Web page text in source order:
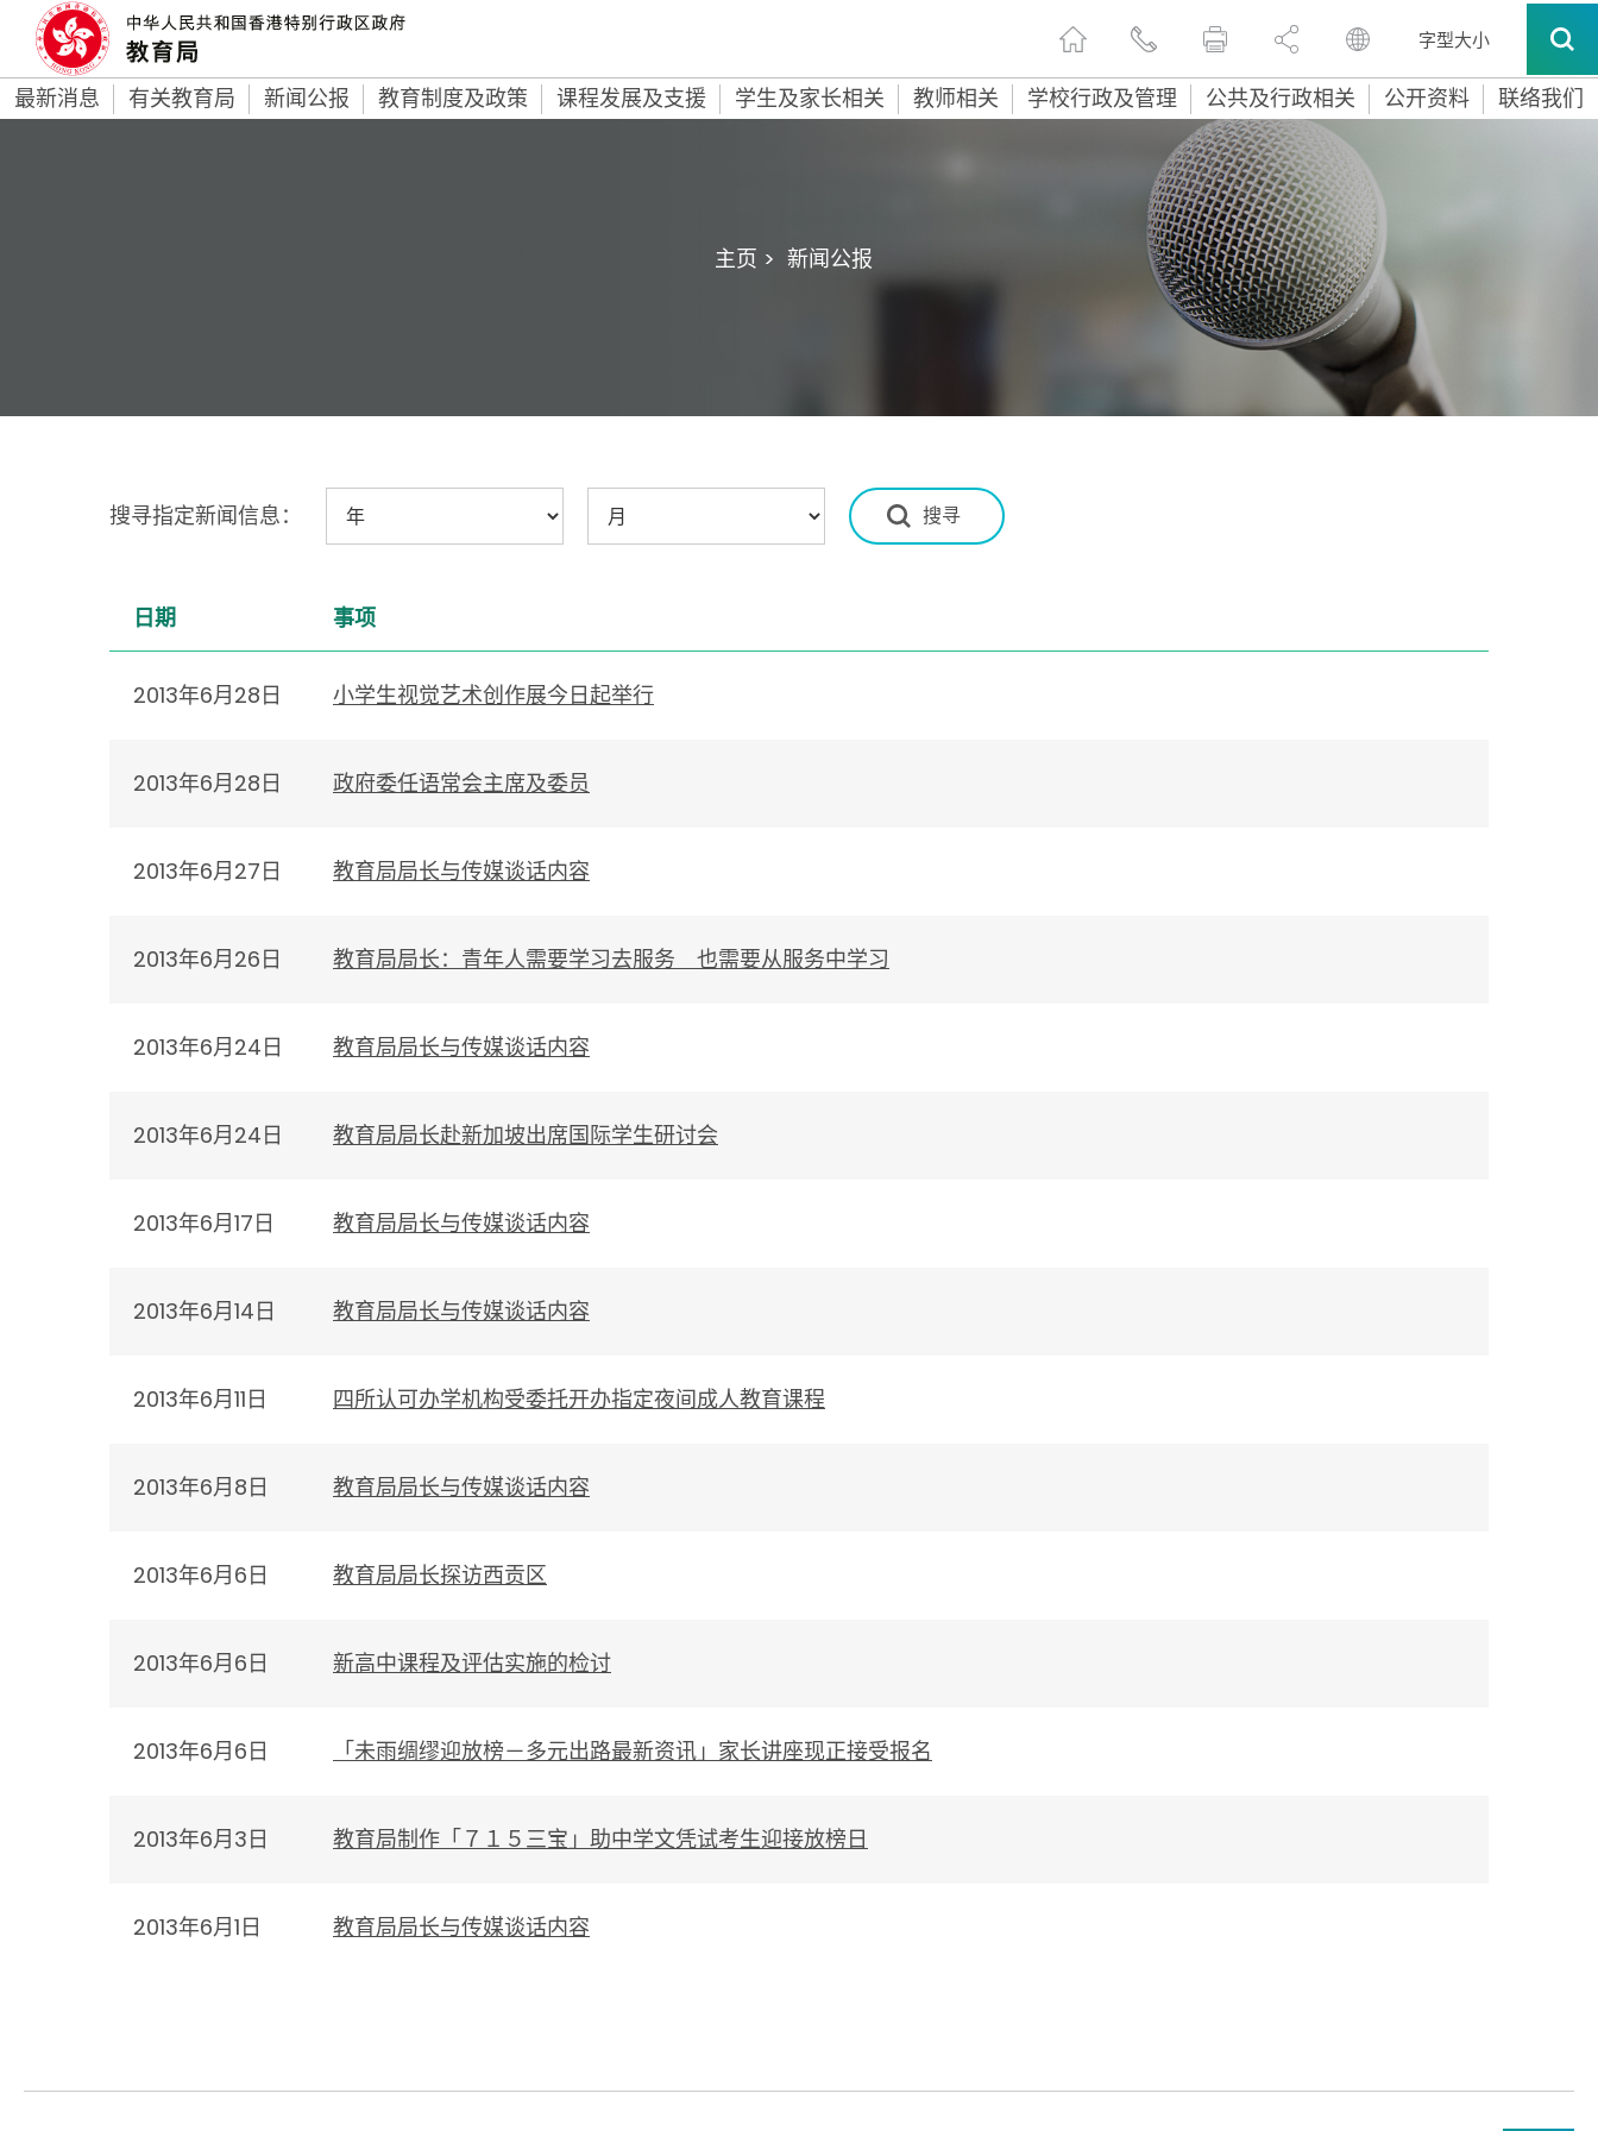
字型大小
最新消息 有关教育局 新闻公报 教育制度及政策 课程发展及支援 学生及家长相关 教师相关 学校行政及管理 公共及行政相关 公开资料 联络我们
主页 > 新闻公报
搜寻指定新闻信息：
日期 事项
2013年6月28日 小学生视觉艺术创作展今日起举行
2013年6月28日 政府委任语常会主席及委员
2013年6月27日 教育局局长与传媒谈话内容
2013年6月26日 教育局局长：青年人需要学习去服务 也需要从服务中学习
2013年6月24日 教育局局长与传媒谈话内容
2013年6月24日 教育局局长赴新加坡出席国际学生研讨会
2013年6月17日 教育局局长与传媒谈话内容
2013年6月14日 教育局局长与传媒谈话内容
2013年6月11日 四所认可办学机构受委托开办指定夜间成人教育课程
2013年6月8日 教育局局长与传媒谈话内容
2013年6月6日 教育局局长探访西贡区
2013年6月6日 新高中课程及评估实施的检讨
2013年6月6日 「未雨绸缪迎放榜－多元出路最新资讯」家长讲座现正接受报名
2013年6月3日 教育局制作「７１５三宝」助中学文凭试考生迎接放榜日
2013年6月1日 教育局局长与传媒谈话内容